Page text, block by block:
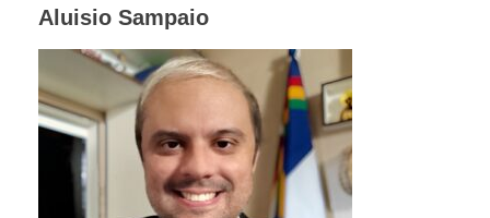
Aluisio Sampaio